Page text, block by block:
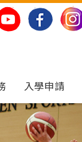
入學申請